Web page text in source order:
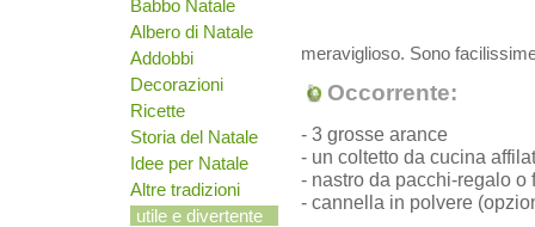
Babbo Natale
Albero di Natale
Addobbi
Decorazioni
Ricette
Storia del Natale
Idee per Natale
Altre tradizioni
utile e divertente
meraviglioso. Sono
Occorrente:
- 3 grosse arance
- un coltetto da cucina
- nastro da pacchi-regalo o
- cannella in polvere